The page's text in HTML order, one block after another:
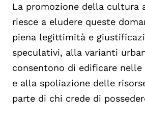
La promozione della cultura
riesce a eludere queste
piena legittimità e
speculativi, alla varianti
consentono di edificare
e alla spoliazione delle
parte di chi crede di